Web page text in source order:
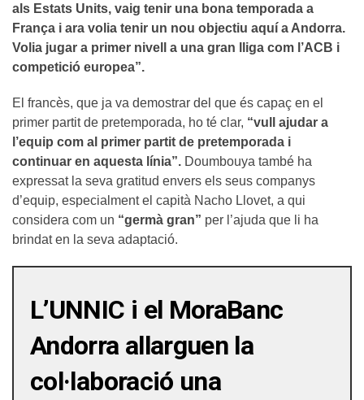
als Estats Units, vaig tenir una bona temporada a
França i ara volia tenir un nou objectiu aquí a Andorra.
Volia jugar a primer nivell a una gran lliga com l’ACB i
competició europea”.
El francès, que ja va demostrar del que és capaç en el
primer partit de pretemporada, ho té clar, “vull ajudar a
l’equip com al primer partit de pretemporada i
continuar en aquesta línia”. Doumbouya també ha
expressat la seva gratitud envers els seus companys
d’equip, especialment el capità Nacho Llovet, a qui
considera com un “germà gran” per l’ajuda que li ha
brindat en la seva adaptació.
L’UNNIC i el MoraBanc
Andorra allarguen la
col·laboració una